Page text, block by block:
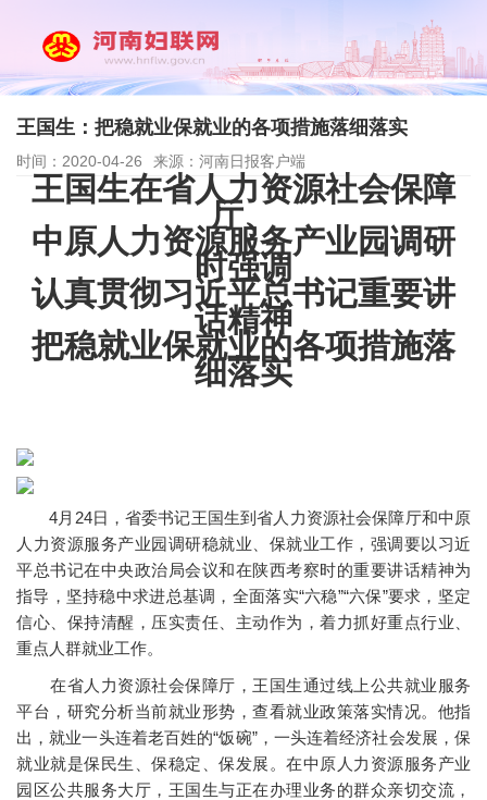
王国生：把稳就业保就业的各项措施落细落实
时间：2020-04-26 来源：河南日报客户端
王国生在省人力资源社会保障
厅、
中原人力资源服务产业园调研
时强调
认真贯彻习近平总书记重要讲
话精神
把稳就业保就业的各项措施落
细落实
4月24日，省委书记王国生到省人力资源社会保障厅和中原
人力资源服务产业园调研稳就业、保就业工作，强调要以习近
平总书记在中央政治局会议和在陕西考察时的重要讲话精神为
指导，坚持稳中求进总基调，全面落实“六稳”“六保”要求，坚定
信心、保持清醒，压实责任、主动作为，着力抓好重点行业、
重点人群就业工作。
在省人力资源社会保障厅，王国生通过线上公共就业服务
平台，研究分析当前就业形势，查看就业政策落实情况。他指
出，就业一头连着老百姓的“饭碗”，一头连着经济社会发展，保
就业就是保民生、保稳定、保发展。在中原人力资源服务产业
园区公共服务大厅，王国生与正在办理业务的群众亲切交流，